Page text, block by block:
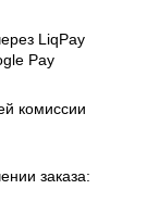
LiqPay
Pay
комиссии
заказа: